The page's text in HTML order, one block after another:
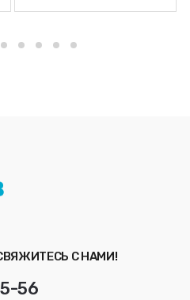
С НАМИ!
56